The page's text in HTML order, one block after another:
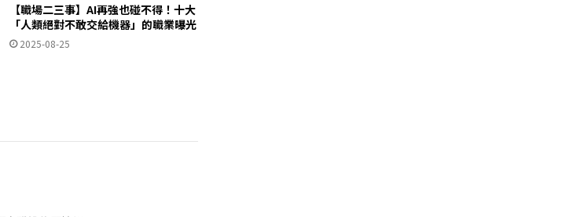
【職場二三事】AI再強也碰不得！十大
「人類絕對不敢交給機器」的職業曝光
2025-08-25